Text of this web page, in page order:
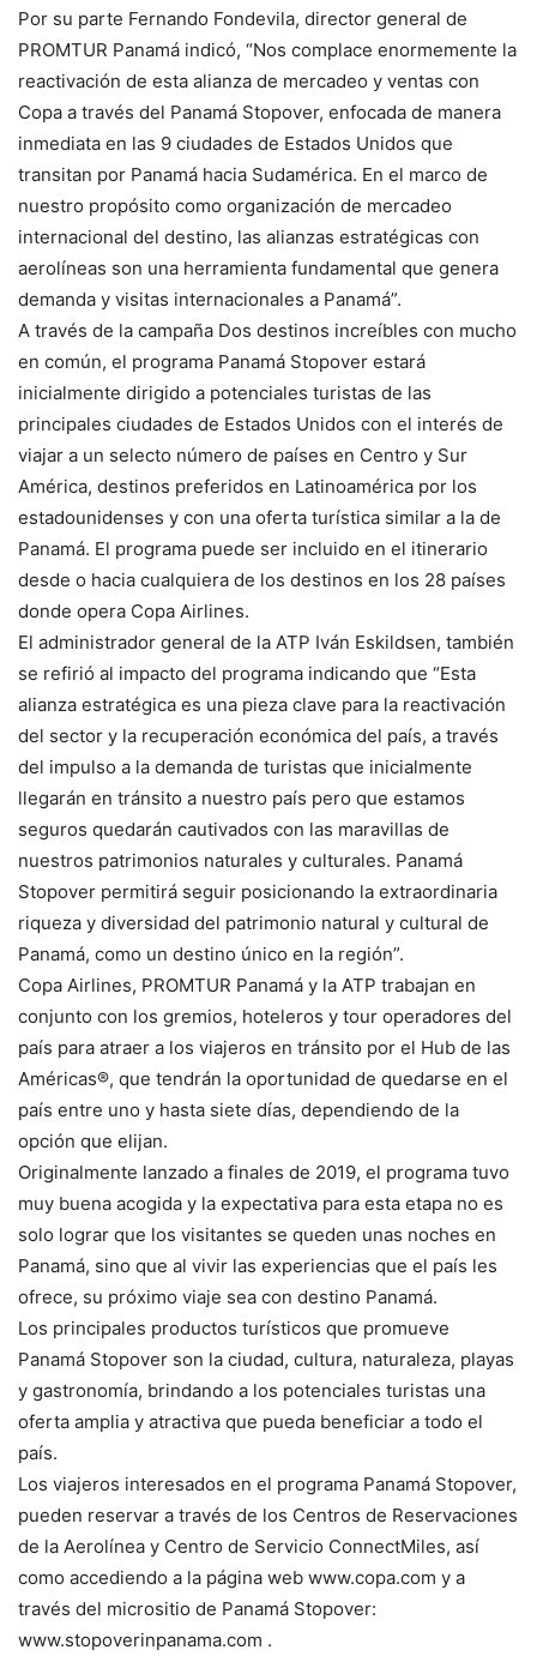
Por su parte Fernando Fondevila, director general de
PROMTUR Panamá indicó, “Nos complace enormemente la
reactivación de esta alianza de mercadeo y ventas con
Copa a través del Panamá Stopover, enfocada de manera
inmediata en las 9 ciudades de Estados Unidos que
transitan por Panamá hacia Sudamérica. En el marco de
nuestro propósito como organización de mercadeo
internacional del destino, las alianzas estratégicas con
aerolíneas son una herramienta fundamental que genera
demanda y visitas internacionales a Panamá”.
A través de la campaña Dos destinos increíbles con mucho
en común, el programa Panamá Stopover estará
inicialmente dirigido a potenciales turistas de las
principales ciudades de Estados Unidos con el interés de
viajar a un selecto número de países en Centro y Sur
América, destinos preferidos en Latinoamérica por los
estadounidenses y con una oferta turística similar a la de
Panamá. El programa puede ser incluido en el itinerario
desde o hacia cualquiera de los destinos en los 28 países
donde opera Copa Airlines.
El administrador general de la ATP Iván Eskildsen, también
se refirió al impacto del programa indicando que “Esta
alianza estratégica es una pieza clave para la reactivación
del sector y la recuperación económica del país, a través
del impulso a la demanda de turistas que inicialmente
llegarán en tránsito a nuestro país pero que estamos
seguros quedarán cautivados con las maravillas de
nuestros patrimonios naturales y culturales. Panamá
Stopover permitirá seguir posicionando la extraordinaria
riqueza y diversidad del patrimonio natural y cultural de
Panamá, como un destino único en la región”.
Copa Airlines, PROMTUR Panamá y la ATP trabajan en
conjunto con los gremios, hoteleros y tour operadores del
país para atraer a los viajeros en tránsito por el Hub de las
Américas®, que tendrán la oportunidad de quedarse en el
país entre uno y hasta siete días, dependiendo de la
opción que elijan.
Originalmente lanzado a finales de 2019, el programa tuvo
muy buena acogida y la expectativa para esta etapa no es
solo lograr que los visitantes se queden unas noches en
Panamá, sino que al vivir las experiencias que el país les
ofrece, su próximo viaje sea con destino Panamá.
Los principales productos turísticos que promueve
Panamá Stopover son la ciudad, cultura, naturaleza, playas
y gastronomía, brindando a los potenciales turistas una
oferta amplia y atractiva que pueda beneficiar a todo el
país.
Los viajeros interesados en el programa Panamá Stopover,
pueden reservar a través de los Centros de Reservaciones
de la Aerolínea y Centro de Servicio ConnectMiles, así
como accediendo a la página web www.copa.com y a
través del micrositio de Panamá Stopover:
www.stopoverinpanama.com .